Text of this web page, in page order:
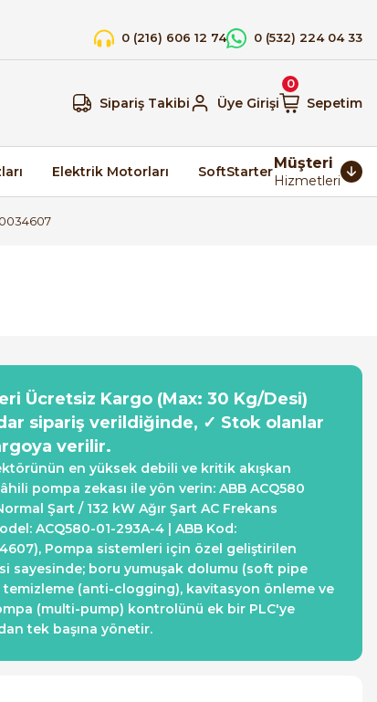
0 (216) 606 12 74 0 (532) 224 04 33
Sipariş Takibi Üye Girişi Sepetim
0
Elektrik Motorları SoftStarterMüşteri
Hizmetleri
Ücretsiz Kargo (Max: 30 Kg/Desi)
sipariş verildiğinde, ✓ Stok olanlar
verilir.
en yüksek debili ve kritik akışkan
pompa zekası ile yön verin: ABB ACQ580
Şart / 132 kW Ağır Şart AC Frekans
ACQ580-01-293A-4 | ABB Kod:
Pompa sistemleri için özel geliştirilen
sayesinde; boru yumuşak dolumu (soft pipe
(anti-clogging), kavitasyon önleme ve
(multi-pump) kontrolünü ek bir PLC'ye
tek başına yönetir.